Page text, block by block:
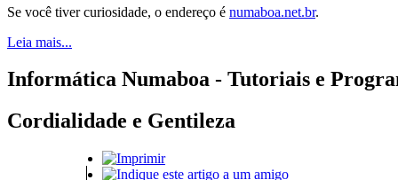
Se você tiver curiosidade, o endereço é numaboa.net.br.
Leia mais...
Informática Numaboa - Tutoriais e
Cordialidade e Gentileza